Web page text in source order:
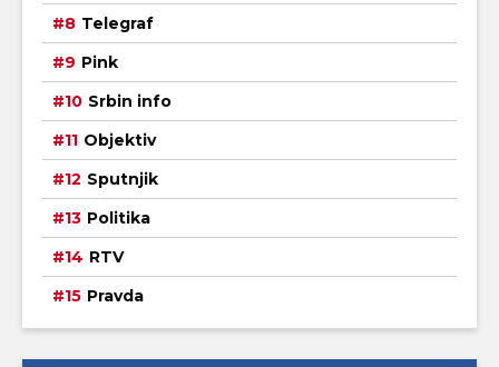
Telegraf
Pink
Srbin info
Objektiv
Sputnjik
Politika
RTV
Pravda